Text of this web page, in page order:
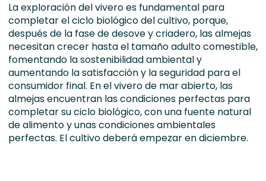
La exploración del vivero es fundamental para
completar el ciclo biológico del cultivo, porque,
después de la fase de desove y criadero, las almejas
necesitan crecer hasta el tamaño adulto comestible,
fomentando la sostenibilidad ambiental y
aumentando la satisfacción y la seguridad para el
consumidor final. En el vivero de mar abierto, las
almejas encuentran las condiciones perfectas para
completar su ciclo biológico, con una fuente natural
de alimento y unas condiciones ambientales
perfectas. El cultivo deberá empezar en diciembre.